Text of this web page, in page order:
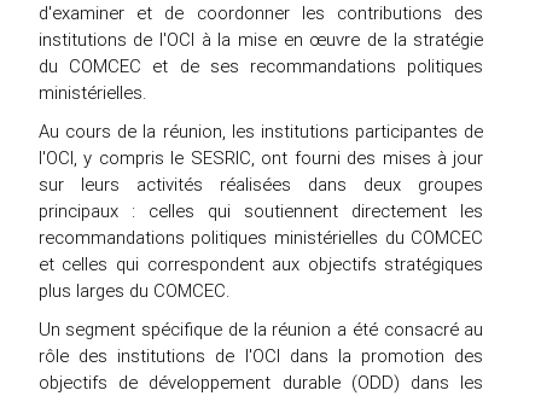
d'examiner et de coordonner les contributions des
institutions de l'OCI à la mise en œuvre de la stratégie
du COMCEC et de ses recommandations politiques
ministérielles.
Au cours de la réunion, les institutions participantes de
l'OCI, y compris le SESRIC, ont fourni des mises à jour
sur leurs activités réalisées dans deux groupes
principaux : celles qui soutiennent directement les
recommandations politiques ministérielles du COMCEC
et celles qui correspondent aux objectifs stratégiques
plus larges du COMCEC.
Un segment spécifique de la réunion a été consacré au
rôle des institutions de l'OCI dans la promotion des
objectifs de développement durable (ODD) dans les